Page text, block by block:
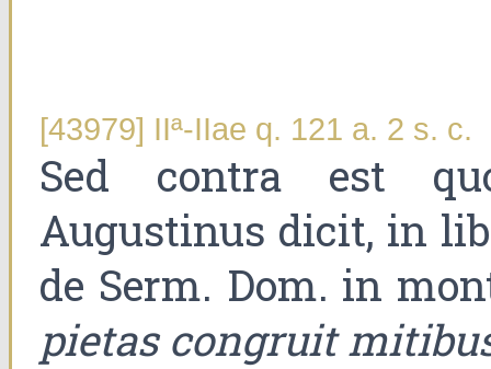
[43979] IIª-IIae q. 121 a. 2 s. c.
Sed contra est
Augustinus dicit, in
de Serm. Dom. in
pietas congruit